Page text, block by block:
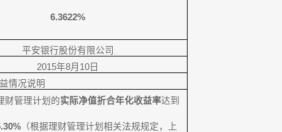
6.3622%
平安银行股份有限公司
2015年8月 10日
情况说明
财管理计划的实际净值折合年化收益率达到
（根据理财管理计划相关法规规定，上